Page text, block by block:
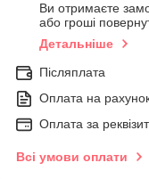
Ви отримаєте
або гроші
Детальніше
Післяплата
Оплата на
Оплата за
Всі умови оплати